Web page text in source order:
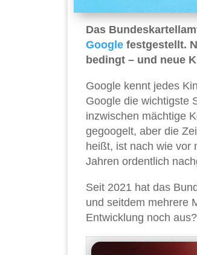
Das
Google festgestellt.
bedingt – und neue
Google kennt jedes
Google die wichtigste
inzwischen mächtige
gegoogelt, aber die
heißt, ist nach wie vor
Jahren ordentlich
Seit 2021 hat das
und seitdem mehrere
Entwicklung noch